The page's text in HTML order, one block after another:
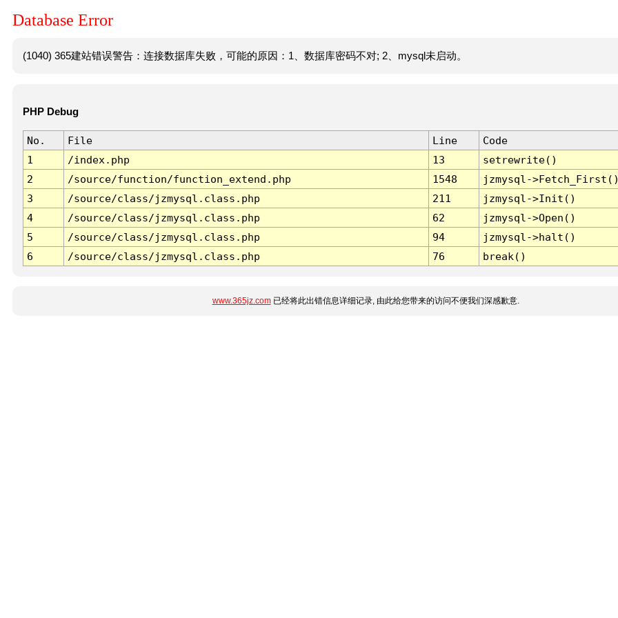
Database Error
(1040) 365建站错误警告：连接数据库失败，可能的原因：1、数据库密码不对; 2、mysql未启动。
PHP Debug
No. File Line
Code
1
/index.php 13
setrewrite()
2
/source/function/function_extend.php 1548
jzmysql-
3
/source/class/jzmysql.class.php 211
jzmysql->Init()
4
/source/class/jzmysql.class.php 62
jzmysql->Open()
5
/source/class/jzmysql.class.php 94
jzmysql->halt()
6
/source/class/jzmysql.class.php 76 break()
www.365jz.com已经将此出错信息详细记录, 由此给您带来的访问不便我们深感歉意.